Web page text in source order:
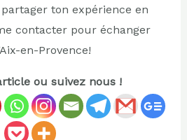
ton expérience en
contacter pour échanger
en-Provence!
ou suivez nous !